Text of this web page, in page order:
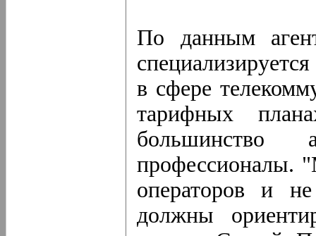
По данным
в сфере
тарифных
профессионалы.
операторов и
должны